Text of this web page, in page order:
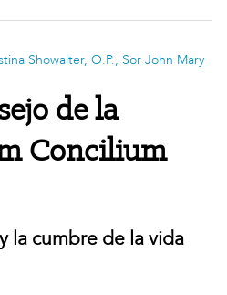
Showalter, O.P., Sor John Mary
de la
Concilium
la cumbre de la vida